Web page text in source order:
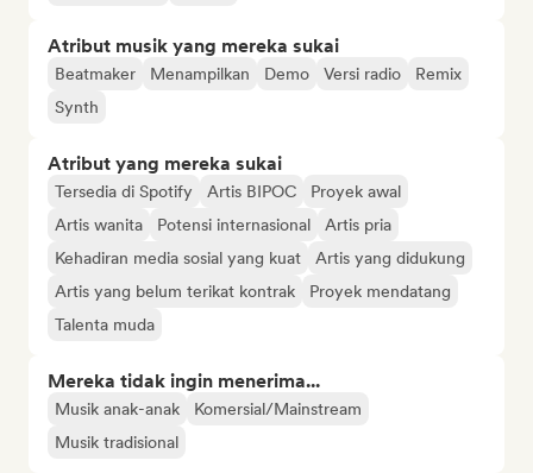
Atribut musik yang mereka sukai
Beatmaker Menampilkan Demo Versi radio
Remix
Synth
Atribut yang mereka sukai
Tersedia di Spotify Artis BIPOC
Proyek awal
Artis wanita
Potensi internasional
Artis pria
Kehadiran media sosial yang kuat
Artis yang didukung
Artis yang belum terikat kontrak
Proyek mendatang
Talenta muda
Mereka tidak ingin menerima...
Musik anak-anak
Komersial/Mainstream
Musik tradisional